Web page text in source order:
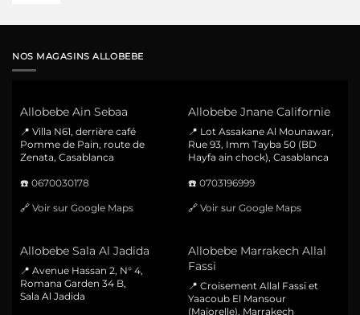
NOS MAGASINS ALLOBEBE
Allobebe Ain Sebaa
📍 Villa N61, derrière café
Pomme de Pain, route de
Zenata, Casablanca
☎️ 0670030178
🔗 Voir sur Google Maps
Allobebe Jnane Californie
📍 Lot Assakane Al Mounawar,
Rue 93, Imm Tayba 50 (BD
Hayfa ain chock), Casablanca
☎️ 0703196999
🔗 Voir sur Google Maps
Allobebe Sala Al Jadida
📍 Avenue Hassan 2, N° 4,
Romana Garden 34 B,
Sala Al Jadida
Allobebe Marrakech Allal
Fassi
📍 Croisement Allal Fassi et
Yaacoub El Mansour
(Majorelle), Marrakech